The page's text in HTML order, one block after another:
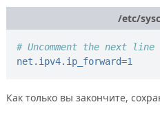
/etc/
# Uncomment the next
net.ipv4.ip_forward=1
Как только вы закончите,